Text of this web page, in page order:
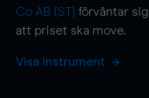
Co AB (ST) förväntar sig
att priset ska move.
Visa instrument